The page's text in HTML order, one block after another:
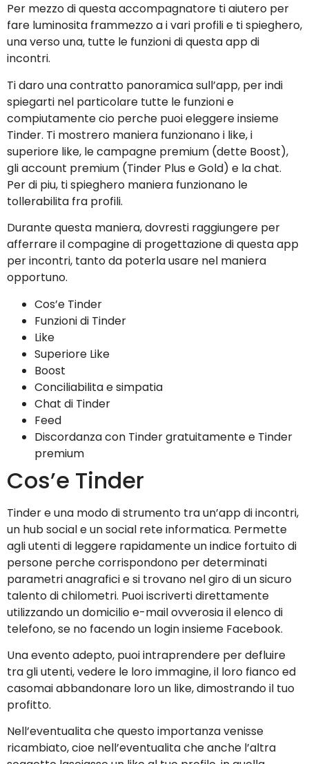
Per mezzo di questa accompagnatore ti aiutero per
fare luminosita frammezzo a i vari profili e ti spieghero,
una verso una, tutte le funzioni di questa app di
incontri.
Ti daro una contratto panoramica sull’app, per indi
spiegarti nel particolare tutte le funzioni e
compiutamente cio perche puoi eleggere insieme
Tinder. Ti mostrero maniera funzionano i like, i
superiore like, le campagne premium (dette Boost),
gli account premium (Tinder Plus e Gold) e la chat.
Per di piu, ti spieghero maniera funzionano le
tollerabilita fra profili.
Durante questa maniera, dovresti raggiungere per
afferrare il compagine di progettazione di questa app
per incontri, tanto da poterla usare nel maniera
opportuno.
Cos’e Tinder
Funzioni di Tinder
Like
Superiore Like
Boost
Conciliabilita e simpatia
Chat di Tinder
Feed
Discordanza con Tinder gratuitamente e Tinder
premium
Cos’e Tinder
Tinder e una modo di strumento tra un’app di incontri,
un hub social e un social rete informatica. Permette
agli utenti di leggere rapidamente un indice fortuito di
persone perche corrispondono per determinati
parametri anagrafici e si trovano nel giro di un sicuro
talento di chilometri. Puoi iscriverti direttamente
utilizzando un domicilio e-mail ovverosia il elenco di
telefono, se no facendo un login insieme Facebook.
Una evento adepto, puoi intraprendere per defluire
tra gli utenti, vedere le loro immagine, il loro fianco ed
casomai abbandonare loro un like, dimostrando il tuo
profitto.
Nell’eventualita che questo importanza venisse
ricambiato, cioe nell’eventualita che anche l’altra